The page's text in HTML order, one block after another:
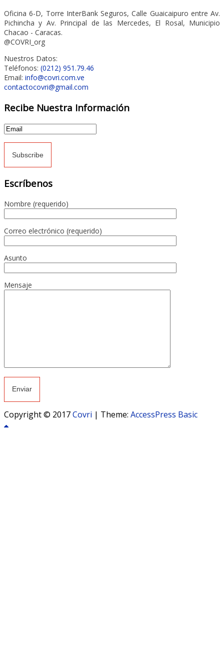
Oficina 6-D, Torre InterBank Seguros, Calle Guaicaipuro entre Av.
Pichincha y Av. Principal de las Mercedes, El Rosal, Municipio
Chacao - Caracas.
@COVRI_org
Nuestros Datos:
Teléfonos: (0212) 951.79.46
Email: info@covri.com.ve
contactocovri@gmail.com
Recibe Nuestra Información
Escríbenos
Nombre (requerido)
Correo electrónico (requerido)
Asunto
Mensaje
Copyright © 2017Covri | Theme: AccessPress Basic